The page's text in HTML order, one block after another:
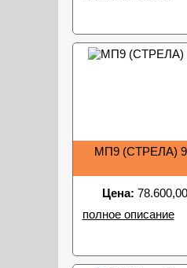
МП9 (СТРЕЛА)
Цена:
полное описание